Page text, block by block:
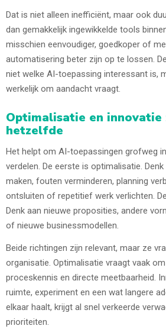
Dat is niet alleen inefficiënt, maar ook
dan gemakkelijk ingewikkelde tools
misschien eenvoudiger, goedkoper of
automatisering beter zijn op te lossen.
niet welke AI-toepassing interessant is,
werkelijk om aandacht vraagt.
Optimalisatie en
hetzelfde
Het helpt om AI-toepassingen grofweg
verdelen. De eerste is optimalisatie.
maken, fouten verminderen, planning
ontsluiten of repetitief werk verlichten.
Denk aan nieuwe proposities, andere
of nieuwe businessmodellen.
Beide richtingen zijn relevant, maar ze
organisatie. Optimalisatie vraagt vaak
proceskennis en directe meetbaarheid.
ruimte, experiment en een wat langere
elkaar haalt, krijgt al snel verkeerde
prioriteiten.